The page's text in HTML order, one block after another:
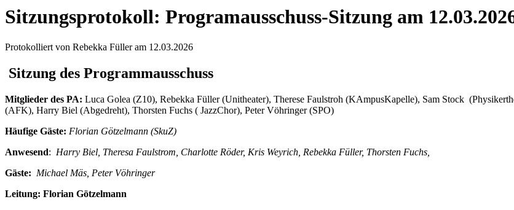
Sitzungsprotokoll: Programausschuss-Sitzung am
Protokolliert von Rebekka Füller am 12.03.2026
Sitzung des Programmausschuss
Mitglieder des PA: Luca Golea (Z10), Rebekka Füller (Unitheater), Therese Faulstroh (KAmpusKapelle), Sam Stock
(AFK), Harry Biel (Abgedreht), Thorsten Fuchs ( JazzChor), Peter Vöhringer (SPO)
Häufige Gäste: Florian Götzelmann (SkuZ)
Anwesend: Harry Biel, Theresa Faulstrom, Charlotte Röder, Kris Weyrich, Rebekka Füller, Thorsten Fuchs,
Gäste: Michael Mäs, Peter Vöhringer
Leitung: Florian Götzelmann